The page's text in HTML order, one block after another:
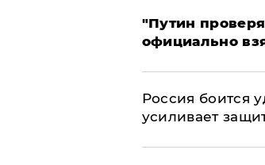
"Путин
официально
Россия боится
усиливает